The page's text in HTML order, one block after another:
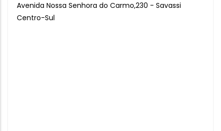
Avenida Nossa Senhora do Carmo,230 - Savassi
Centro-Sul